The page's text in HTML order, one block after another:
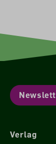
Verlag